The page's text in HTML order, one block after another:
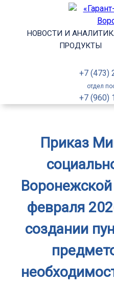
НОВОСТИ И
ПРОДУКТЫ
+7 (473)
отдел
+7 (960)
Приказ
февраля
создании